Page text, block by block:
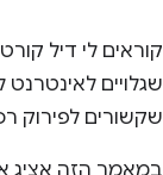
שגלויים לאינטרנט
שקשורים לפירוק